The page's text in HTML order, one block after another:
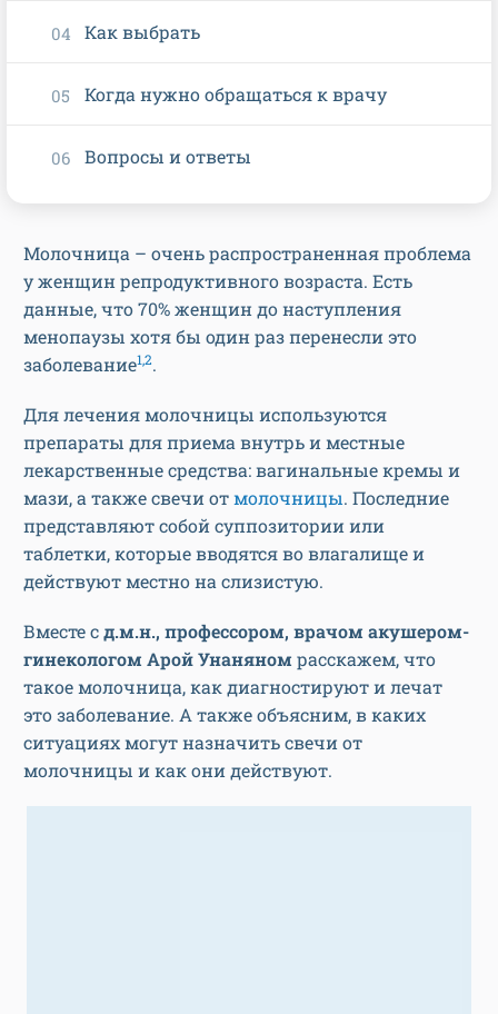
Молочница – очень распространенная проблема
у женщин репродуктивного возраста. Есть
данные, что 70% женщин до наступления
менопаузы хотя бы один раз перенесли это
заболевание1,2.
Для лечения молочницы используются
препараты для приема внутрь и местные
лекарственные средства: вагинальные кремы и
мази, а также свечи отмолочницы. Последние
представляют собой суппозитории или
таблетки, которые вводятся во влагалище и
действуют местно на слизистую.
Вместе сд.м.н., профессором, врачом акушером-
гинекологом АройУнаняном расскажем, что
такое молочница, как диагностируют и лечат
это заболевание. А также объясним, в каких
ситуациях могут назначить свечи от
молочницы и как они действуют.
Как выбрать
Когда нужно обращаться к врачу
Вопросы и ответы